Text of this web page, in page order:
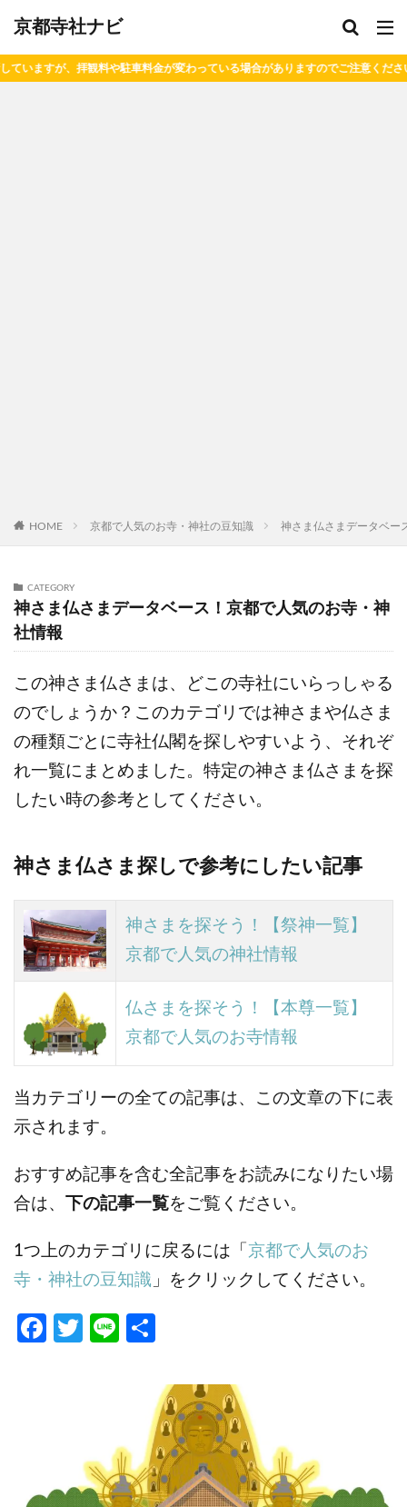
京都寺社ナビ
車料金が変わっている場合がありますのでご注意ください。
HOME 京都で人気のお寺・神社の豆知識 神さま仏さまデータベー
CATEGORY
神さま仏さまデータベース！京都で人気のお寺・神
社情報
この神さま仏さまは、どこの寺社にいらっしゃる
のでしょうか？このカテゴリでは神さまや仏さま
の種類ごとに寺社仏閣を探しやすいよう、それぞ
れ一覧にまとめました。特定の神さま仏さまを探
したい時の参考としてください。
神さま仏さま探しで参考にしたい記事
神さまを探そう！【祭神一覧】
京都で人気の神社情報
仏さまを探そう！【本尊一覧】
京都で人気のお寺情報
当カテゴリーの全ての記事は、この文章の下に表
示されます。
おすすめ記事を含む全記事をお読みになりたい場
合は、
下の記事一覧をご覧ください。
1つ上のカテゴリに戻るには「 京都で人気のお
寺・神社の豆知識 」をクリックしてください。
Fa
T
Li